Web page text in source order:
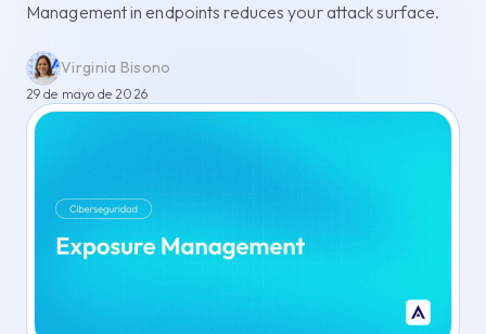
Management in endpoints reduces your attack surface.
Virginia Bisono
29 de mayo de 2026